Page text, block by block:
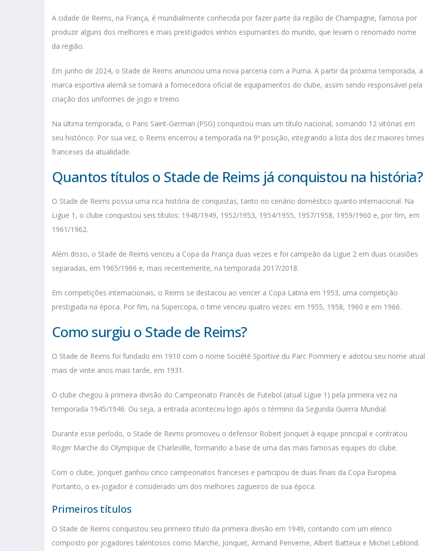
A cidade de Reims, na França, é mundialmente conhecida por fazer parte da região de Champagne, famosa por
produzir alguns dos melhores e mais prestigiados vinhos espumantes do mundo, que levam o renomado nome
da região.
Em junho de 2024, o Stade de Reims anunciou uma nova parceria com a Puma. A partir da próxima temporada, a
marca esportiva alemã se tornará a fornecedora oficial de equipamentos do clube, assim sendo responsável pela
criação dos uniformes de jogo e treino.
Na última temporada, o Paris Saint-German (PSG) conquistou mais um título nacional, somando 12 vitórias em
seu histórico. Por sua vez, o Reims encerrou a temporada na 9ª posição, integrando a lista dos dez maiores times
franceses da atualidade.
Quantos títulos o Stade de Reims já conquistou na história?
O Stade de Reims possui uma rica história de conquistas, tanto no cenário doméstico quanto internacional. Na
Ligue 1, o clube conquistou seis títulos: 1948/1949, 1952/1953, 1954/1955, 1957/1958, 1959/1960 e, por fim, em
1961/1962.
Além disso, o Stade de Reims venceu a Copa da França duas vezes e foi campeão da Ligue 2 em duas ocasiões
separadas, em 1965/1966 e, mais recentemente, na temporada 2017/2018.
Em competições internacionais, o Reims se destacou ao vencer a Copa Latina em 1953, uma competição
prestigiada na época. Por fim, na Supercopa, o time venceu quatro vezes: em 1955, 1958, 1960 e em 1966.
Como surgiu o Stade de Reims?
O Stade de Reims foi fundado em 1910 com o nome Société Sportive du Parc Pommery e adotou seu nome atual
mais de vinte anos mais tarde, em 1931.
O clube chegou à primeira divisão do Campeonato Francês de Futebol (atual Ligue 1) pela primeira vez na
temporada 1945/1946. Ou seja, a entrada aconteceu logo após o término da Segunda Guerra Mundial.
Durante esse período, o Stade de Reims promoveu o defensor Robert Jonquet à equipe principal e contratou
Roger Marche do Olympique de Charleville, formando a base de uma das mais famosas equipes do clube.
Com o clube, Jonquet ganhou cinco campeonatos franceses e participou de duas finais da Copa Europeia.
Portanto, o ex-jogador é considerado um dos melhores zagueiros de sua época.
Primeiros títulos
O Stade de Reims conquistou seu primeiro título da primeira divisão em 1949, contando com um elenco
composto por jogadores talentosos como Marche, Jonquet, Armand Penverne, Albert Batteux e Michel Leblond.